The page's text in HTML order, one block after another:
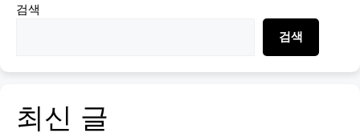
검색
검색
최신 글